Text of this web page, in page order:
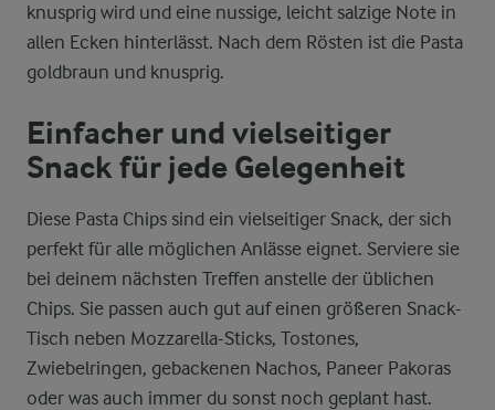
knusprig wird und eine nussige, leicht salzige Note in
allen Ecken hinterlässt. Nach dem Rösten ist die Pasta
goldbraun und knusprig.
Einfacher und vielseitiger
Snack für jede Gelegenheit
Diese Pasta Chips sind ein vielseitiger Snack, der sich
perfekt für alle möglichen Anlässe eignet. Serviere sie
bei deinem nächsten Treffen anstelle der üblichen
Chips. Sie passen auch gut auf einen größeren Snack-
Tisch neben Mozzarella-Sticks, Tostones,
Zwiebelringen, gebackenen Nachos, Paneer Pakoras
oder was auch immer du sonst noch geplant hast.